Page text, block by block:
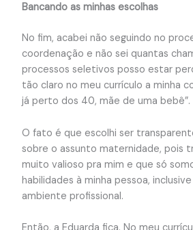
Bancando as minhas escolhas
No fim, acabei não seguindo no
coordenação e não sei quantas
processos seletivos posso estar
tão claro no meu currículo a minha
já perto dos 40, mãe de uma bebê”.
O fato é que escolhi ser
sobre o assunto maternidade, pois
muito valioso pra mim e que só
habilidades à minha pessoa,
ambiente profissional.